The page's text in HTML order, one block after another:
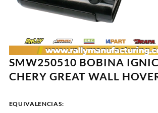
SMW250510 BOBINA
CHERY GREAT WALL
EQUIVALENCIAS: